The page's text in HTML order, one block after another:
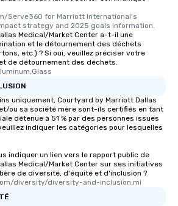
Serve360 for Marriott International's
strategy and 2025 goals information.
Medical/Market Center a-t-il une
et le détournement des déchets
etc.) ? Si oui, veuillez préciser votre
de détournement des déchets.
uniquement, Courtyard by Marriott Dallas
ou sa société mère sont-ils certifiés en tant
détenue à 51 % par des personnes issues
indiquer les catégories pour lesquelles
indiquer un lien vers le rapport public de
Medical/Market Center sur ses initiatives
de diversité, d'équité et d'inclusion ?
diversity/diversity-and-inclusion.mi